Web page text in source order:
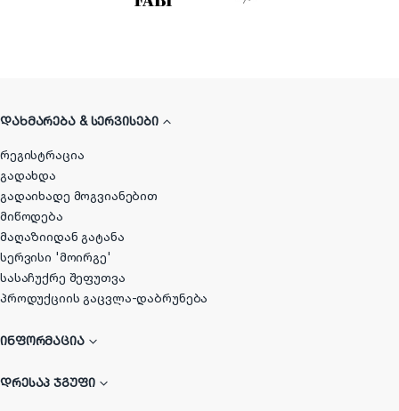
ᲓᲐᲮᲛᲐᲠᲔᲑᲐ & ᲡᲔᲠᲕᲘᲡᲔᲑᲘ
რეგისტრაცია
გადახდა
გადაიხადე მოგვიანებით
მიწოდება
მაღაზიიდან გატანა
სერვისი 'მოირგე'
სასაჩუქრე შეფუთვა
პროდუქციის გაცვლა-დაბრუნება
ᲘᲜᲤᲝᲠᲛᲐᲪᲘᲐ
ᲓᲠᲔᲡᲐᲞ ᲯᲒᲣᲤᲘ